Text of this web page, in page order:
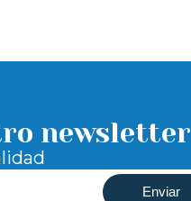
newsletter
Enviar